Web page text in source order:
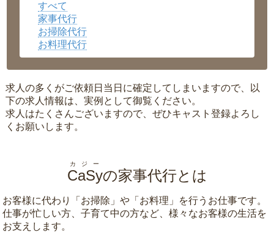
沖縄県
すべて
家事代行
お掃除代行
お料理代行
求人の多くがご依頼日当日に確定してしまいますので、以
下の求人情報は、実例として御覧ください。
求人はたくさんございますので、ぜひキャスト登録よろし
くお願いします。
CaSy
カジー
の家事代行とは
お客様に代わり「 お掃除 」や「 お料理 」を行うお仕事です。
仕事が忙しい方、子育て中の方など、様々なお客様の生活を
お支えします。